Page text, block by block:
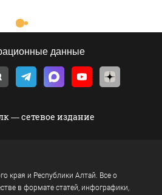
данные
— сетевое издание
края и Республики Алтай. Все о
в формате статей, инфографики,